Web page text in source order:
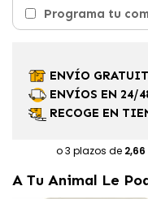
Programa tu
ENVÍO
ENVÍOS EN 24/
RECOGE EN
A Tu Animal Le